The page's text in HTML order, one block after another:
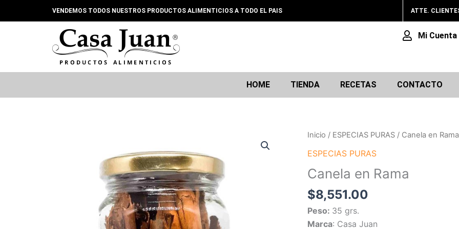
al
VENDEMOS TODOS NUESTROS PRODUCTOS ALIMENTICIOS A TODO EL PAIS ATTE.
Mi Cuenta
HOME TIENDA RECETAS CONTACTO
Inicio / ESPECIAS PURAS / Canela en Rama
ESPECIAS PURAS
Canela en Rama
$8,551.00
Peso: 35 grs.
Marca: Casa Juan
Canela
en
cantidad